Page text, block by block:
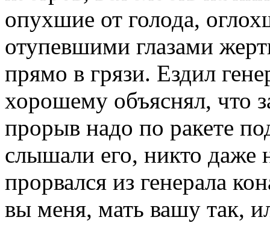
опухшие от голода,
отупевшими глазами
прямо в грязи. Ездил
хорошему объяснял, что
прорыв надо по ракете
слышали его, никто даже
прорвался из генерала
вы меня, мать вашу так,